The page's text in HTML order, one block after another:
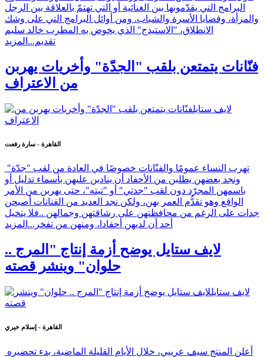
البرامج التي يقدّمونها بين الغنائية أو التي تهتمّ بالعلاقة بين الرجل
والمرأة، وقضايا الأسرة والشباب. ومن أوائل البرامج التي على وشك
الانطلاق، "الاستيدج" الذي يخوض به المطرب خالد سليم
تقديم... المزيد
فنّانات يتمتعن بلقب "الجدّة" وأخريات يهربن
من الاعتراف
القاهرة - سارة رفعت
ونجد بعضهن يطلبن من الأحفاد أن ينادين عليهن بأسماء تدليل أو
باسمهن المجرّد دون لقب "جدتي" أو "تيته"، حتى يهربن من الأمر
الواقع وهو تقدُّم العمر بهن، ولكن نجد العديد من الفنانات أصبحن
جدات على الرغم من محافظتهن على رشاقتهن وجمالهن ..فلا يتخيل
أحد أن لديهن أحفادا، ومنهن من تفخر... المزيد
لايف ستايل يوضح أزمة إنتاج "المرج ..
حلوان" وينشر قصته
القاهرة - إسلام خيري